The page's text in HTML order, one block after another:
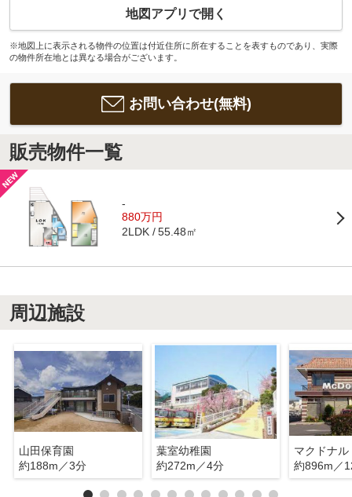
地図アプリで開く
※地図上に表示される物件の位置は付近住所に所在することを表すものであり、実際
の物件所在地とは異なる場合がございます。
お問い合わせ(無料)
販売物件一覧
-
880万円
2LDK 55.48㎡
周辺施設
山田保育園
約188m／3分
葉室幼稚園
約272m／4分
マクドナ
約896m／